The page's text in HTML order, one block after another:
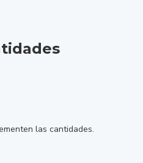
las cantidades.